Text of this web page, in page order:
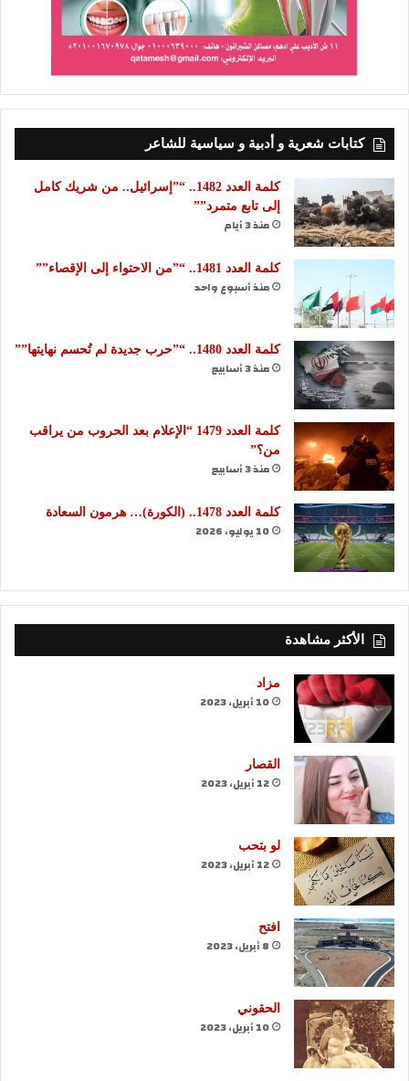
كتابات شعرية و أدبية و سياسية للشاعر
كلمة العدد 1482.. “”إسرائيل.. من شريك كامل
إلى تابع متمرد””
منذ 3 أيام
كلمة العدد 1481.. “”من الاحتواء إلى الإقصاء””
منذ أسبوع واحد
كلمة العدد 1480.. “”حرب جديدة لم تُحسم نهايتها””
منذ 3 أسابيع
كلمة العدد 1479 “الإعلام بعد الحروب من يراقب
من؟”
منذ 3 أسابيع
كلمة العدد 1478.. (الكورة)… هرمون السعادة
10 يوليو، 2026
الأكثر مشاهدة
مزاد
10 أبريل، 2023
القصار
12 أبريل، 2023
لو بتحب
12 أبريل، 2023
افتح
8 أبريل، 2023
الحقوني
10 أبريل، 2023